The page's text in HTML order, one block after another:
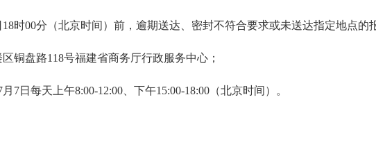
时00分（北京时间）前，逾期送达、密封不符合要求或未送达指定地点的
铜盘路118号福建省商务厅行政服务中心；
7日每天上午8:00-12:00、下午15:00-18:00（北京时间）。